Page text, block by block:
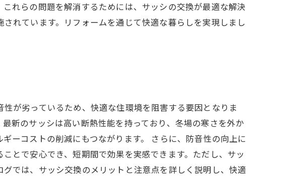
れらの問題を解消するためには、サッシの交換が最適な解決
れています。リフォームを通じて快適な暮らしを実現しまし
が劣っているため、快適な住環境を阻害する要因となりま
新のサッシは高い断熱性能を持っており、冬場の寒さを外か
ーコストの削減にもつながります。 さらに、防音性の向上に
とで安心でき、短期間で効果を実感できます。ただし、サッ
では、サッシ交換のメリットと注意点を詳しく説明し、快適